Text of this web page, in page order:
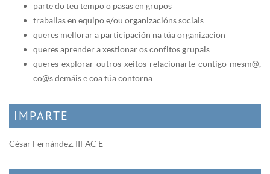
parte do teu tempo o pasas en grupos
traballas en equipo e/ou organizacións sociais
queres mellorar a participación na túa organizacion
queres aprender a xestionar os confitos grupais
queres explorar outros xeitos relacionarte contigo mesm@,
co@s demáis e coa túa contorna
IMPARTE
César Fernández. IIFAC-E